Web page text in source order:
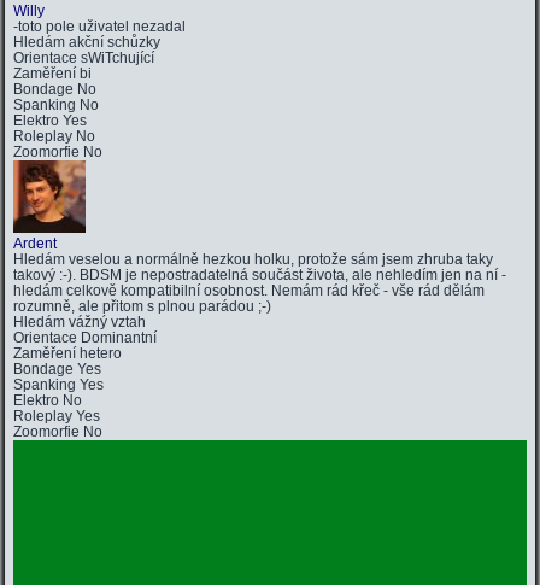
Willy
-toto pole uživatel nezadal
Hledám akční schůzky
Orientace sWiTchující
Zaměření bi
Bondage No
Spanking No
Elektro Yes
Roleplay No
Zoomorfie No
Ardent
Hledám veselou a normálně hezkou holku, protože sám jsem zhruba taky
takový :-). BDSM je nepostradatelná součást života, ale nehledím jen na ní -
hledám celkově kompatibilní osobnost. Nemám rád křeč - vše rád dělám
rozumně, ale přitom s plnou parádou ;-)
Hledám vážný vztah
Orientace Dominantní
Zaměření hetero
Bondage Yes
Spanking Yes
Elektro No
Roleplay Yes
Zoomorfie No